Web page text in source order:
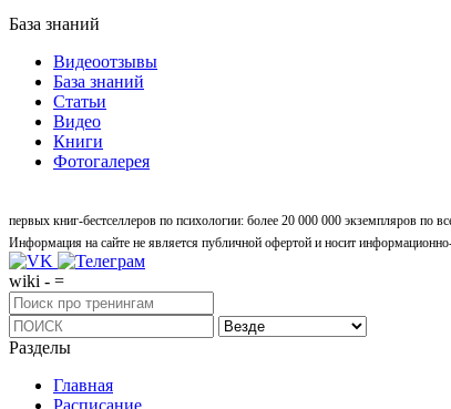
База знаний
Видеоотзывы
База знаний
Статьи
Видео
Книги
Фотогалерея
первых книг-бестселлеров по психологии: более 20 000 000 экземпляров по
Информация на сайте не является публичной офертой и носит
wiki - =
Разделы
Главная
Расписание